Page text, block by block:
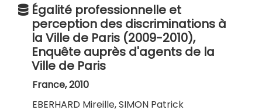
Égalité professionnelle et
perception des discriminations à
la Ville de Paris (2009-2010),
Enquête auprès d'agents de la
Ville de Paris
France, 2010
EBERHARD Mireille, SIMON Patrick